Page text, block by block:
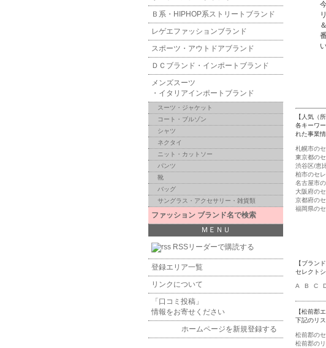
【人気（
各キーワ
れた事業
札幌市の
東京都の
渋谷区/恵
柏市のセ
名古屋市
大阪府の
京都府の
福岡県の
【ブラン
セレクト
A B C
【松前郡
下記のリ
松前郡の
松前郡の
Ｂ系・HIPHOP系ストリートブランド
レゲエファッションブランド
スポーツ・アウトドアブランド
ＤＣブランド・インポートブランド
メンズスーツ
・イタリアインポートブランド
スーツ・ジャケット
コート・ブルゾン
シャツ
ネクタイ
ニット・カットソー
パンツ
靴
バッグ
サングラス・アクセサリー・雑貨類
ファッション ブランド名で検索
ＭＥＮＵ
RSSリーダーで購読する
登録エリア一覧
リンクについて
「口コミ投稿」
情報をお寄せください
ホームページを新規登録する